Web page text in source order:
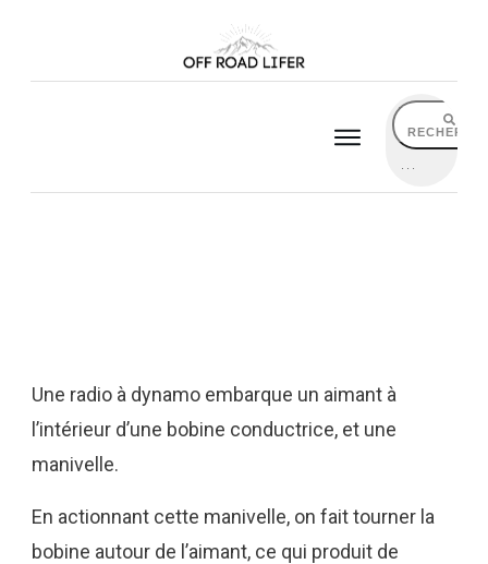
Une radio à dynamo embarque un aimant à
l’intérieur d’une bobine conductrice, et une
manivelle.
En actionnant cette manivelle, on fait tourner la
bobine autour de l’aimant, ce qui produit de